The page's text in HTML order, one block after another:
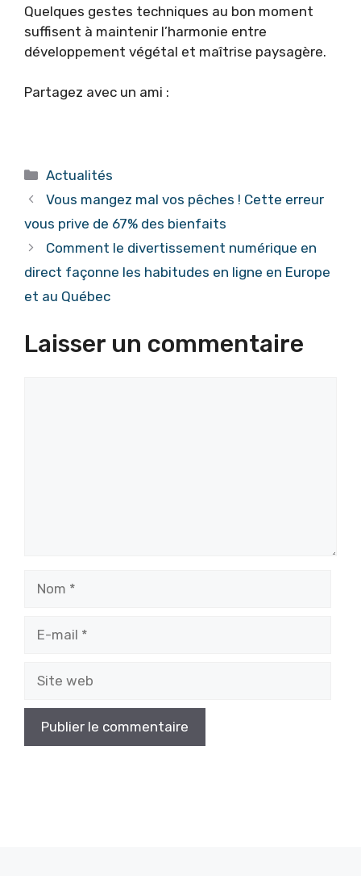
Quelques gestes techniques au bon moment
suffisent à maintenir l’harmonie entre
développement végétal et maîtrise paysagère.
Partagez avec un ami :
Catégories
Actualités
Vous mangez mal vos pêches ! Cette erreur
vous prive de 67% des bienfaits
Comment le divertissement numérique en
direct façonne les habitudes en ligne en Europe
et au Québec
Laisser un commentaire
mail
web